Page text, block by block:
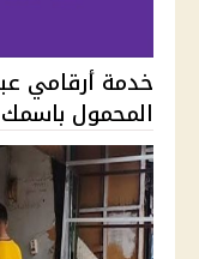
المحمول